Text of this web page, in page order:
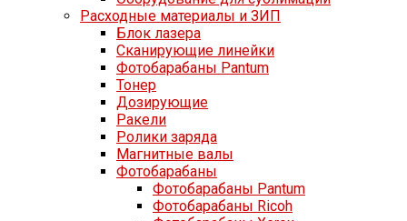
Расходные материалы и ЗИП
Блок лазера
Сканирующие линейки
Фотобарабаны Pantum
Тонер
Дозирующие
Ракели
Ролики заряда
Магнитные валы
Фотобарабаны
Фотобарабаны Pantum
Фотобарабаны Ricoh